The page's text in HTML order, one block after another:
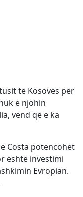
të Kosovës për
e njohin
vend që e ka
Costa potencohet
është investimi
Evropian.